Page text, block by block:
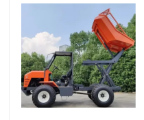
Macchine per la
Macchine per
Macchine per